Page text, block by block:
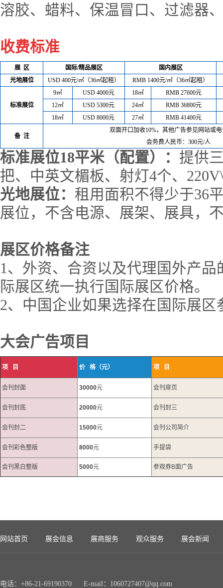
溶胶、蜡料、保温冒口、过滤器
收费标准
展 区 国际/精品展区
国内展区
光地展位
USD 400元/㎡（36㎡起租） RMB 1400元/㎡（36㎡起租）
标准展位
9㎡ USD 4000元 18㎡ RMB 27600元
12㎡
USD 5300元 24㎡ RMB 36800元
18㎡
USD 8000元 27㎡ RMB 41400元
备 注
双面开口加收10%，其他广告参见网站或
会务费人民币：300元/人
标准展位18平米（配置）： 提供
把、中英文楣板、射灯4个、
光地展位： 租用面积不得少于36
展位，不含电源、展架、展具，
展区价格备注
1、外资、合资以及代理国外产
际展区统一执行国际展区价格。
2、中国企业如果选择在国际展
大会广告项目
项 目 价 格（元） 项 目
会刊封面 30000元 会刊扉页
会刊封底 20000元 会刊封三
会刊封二 15000元 会刊公司简介
会刊彩色整版 8000元 手提袋
会刊黑白整版 5000元 参观券B面广告
网站首页 展会信息 展商服务 观众服务 展会新闻
电话：+86-21-69190370 E-mail：1060727407@qq.com